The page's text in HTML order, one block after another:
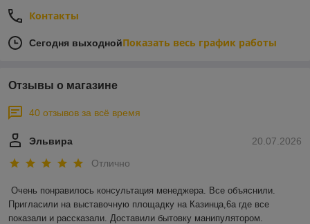
Контакты
Сегодня выходнойПоказать весь график работы
Отзывы о магазине
40 отзывов за всё время
20.07.2026
Эльвира
Отлично
Очень понравилось консультация менеджера. Все объяснили.
Пригласили на выставочную площадку на Казинца,6а где все
показали и рассказали. Доставили бытовку манипулятором.